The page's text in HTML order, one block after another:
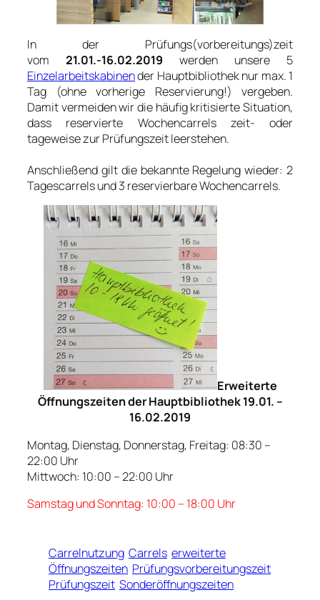
In der Prüfungs(vorbereitungs)zeit
vom 21.01.-16.02.2019 werden unsere 5
Einzelarbeitskabinender Hauptbibliothek nur max. 1
Tag (ohne vorherige Reservierung!) vergeben.
Damit vermeiden wir die häufig kritisierte Situation,
dass reservierte Wochencarrels zeit- oder
tageweise zur Prüfungszeit leerstehen.
Anschließend gilt die bekannte Regelung wieder: 2
Tagescarrels und 3 reservierbare Wochencarrels.
Erweiterte
Öffnungszeiten der Hauptbibliothek 19.01. –
16.02.2019
Montag, Dienstag, Donnerstag, Freitag: 08:30 –
22:00 Uhr
Mittwoch: 10:00 – 22:00 Uhr
Samstag und Sonntag: 10:00 – 18:00 Uhr
Carrelnutzung Carrels erweiterte
Öffnungszeiten Prüfungsvorbereitungszeit
Prüfungszeit Sonderöffnungszeiten